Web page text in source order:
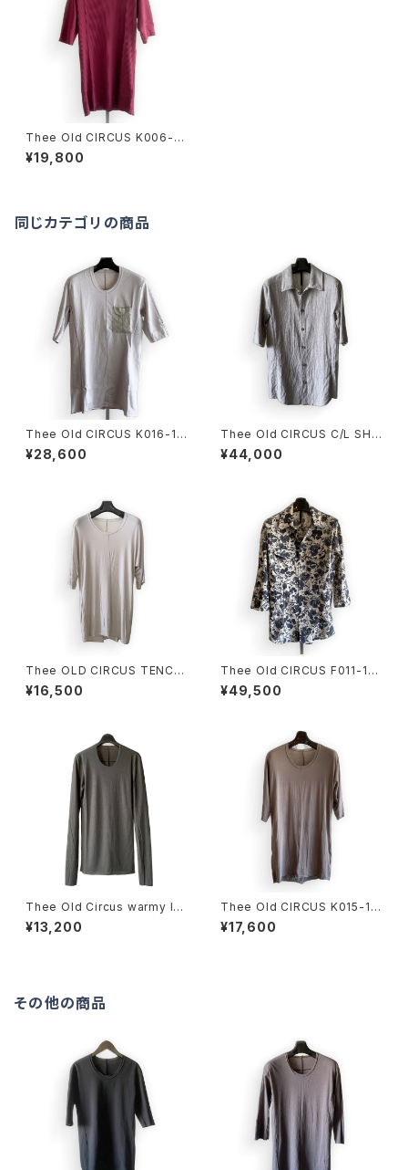
Thee Old CIRCUS K006-10
10 Ultima One Peace HALF
SLEEVE DUST BLOOD
¥19,800
同じカテゴリの商品
Thee Old CIRCUS K016-10
13 Pablo W-MVS 30 HALF
SLEEVE DUST ICE
¥28,600
Thee Old CIRCUS C/L SH
DUST GRAY
¥44,000
Thee OLD CIRCUS TENCE
L ELASTIN T DUST ICE
¥16,500
Thee Old CIRCUS F011-191
2 TQ SLEEVE SHIRT
¥49,500
Thee Old Circus warmy lo
ng sleeve DUST KHAKI
CLOVER別注カラー
¥13,200
Thee Old CIRCUS K015-10
61 U NECK HALF SLEEVE
DUST CHARCOAL
¥17,600
その他の商品